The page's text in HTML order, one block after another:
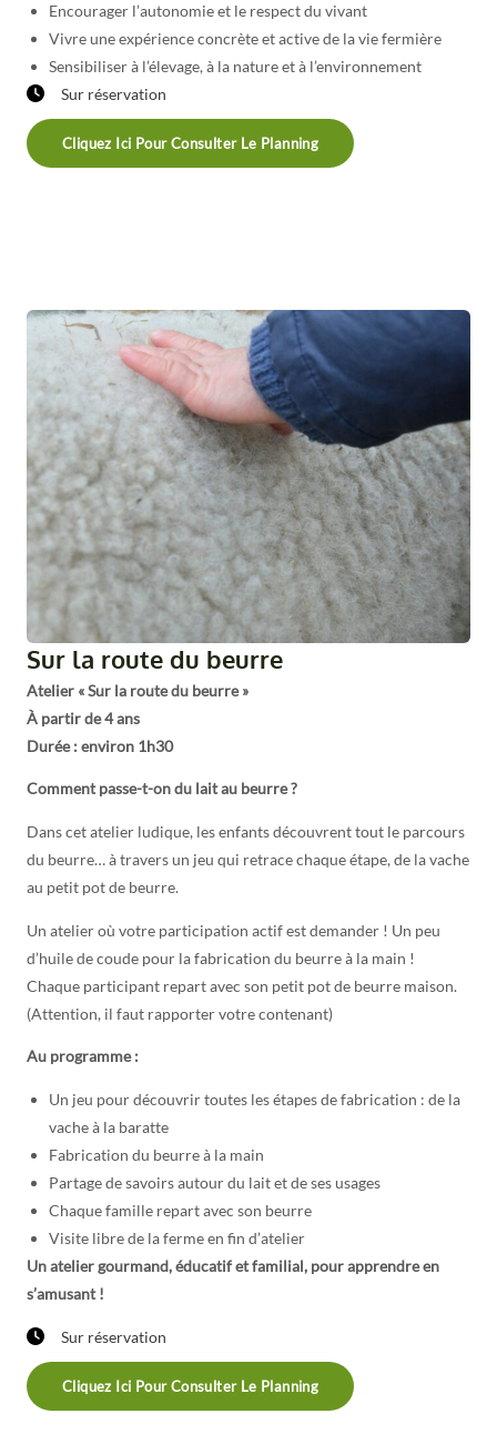
Encourager l’autonomie et le respect du vivant
Vivre une expérience concrète et active de la vie fermière
Sensibiliser à l’élevage, à la nature et à l’environnement
Sur réservation
Cliquez Ici Pour Consulter Le Planning
Sur la route du beurre
Atelier « Sur la route du beurre »
À partir de 4 ans
Durée : environ 1h30
Comment passe-t-on du lait au beurre ?
Dans cet atelier ludique, les enfants découvrent tout le parcours
du beurre… à travers un jeu qui retrace chaque étape, de la vache
au petit pot de beurre.
Un atelier où votre participation actif est demander ! Un peu
d’huile de coude pour la fabrication du beurre à la main !
Chaque participant repart avec son petit pot de beurre maison.
(Attention, il faut rapporter votre contenant)
Au programme :
Un jeu pour découvrir toutes les étapes de fabrication : de la
vache à la baratte
Fabrication du beurre à la main
Partage de savoirs autour du lait et de ses usages
Chaque famille repart avec son beurre
Visite libre de la ferme en fin d’atelier
Un atelier gourmand, éducatif et familial, pour apprendre en
s’amusant !
Sur réservation
Cliquez Ici Pour Consulter Le Planning